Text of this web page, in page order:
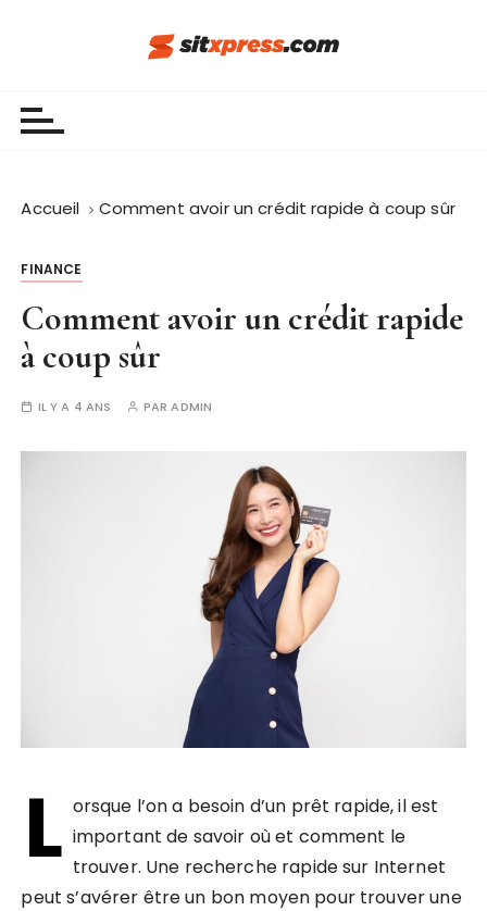
Accueil Comment avoir un crédit rapide à coup sûr
FINANCE
Comment avoir un crédit rapide
à coup sûr
IL Y A 4 ANS PARADMIN
L orsque l’on a besoin d’un prêt rapide, il est
important de savoir où et comment le
trouver. Une recherche rapide sur Internet
peut s’avérer être un bon moyen pour trouver une